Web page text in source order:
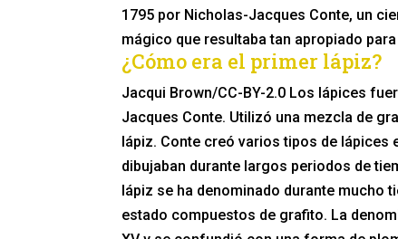
1795 por Nicholas-Jacques Conte, un
mágico que resultaba tan apropiado
¿Cómo era el primer lápiz?
Jacqui Brown/CC-BY-2.0 Los lápices
Jacques Conte. Utilizó una mezcla de
lápiz. Conte creó varios tipos de
dibujaban durante largos periodos de
lápiz se ha denominado durante mucho
estado compuestos de grafito. La